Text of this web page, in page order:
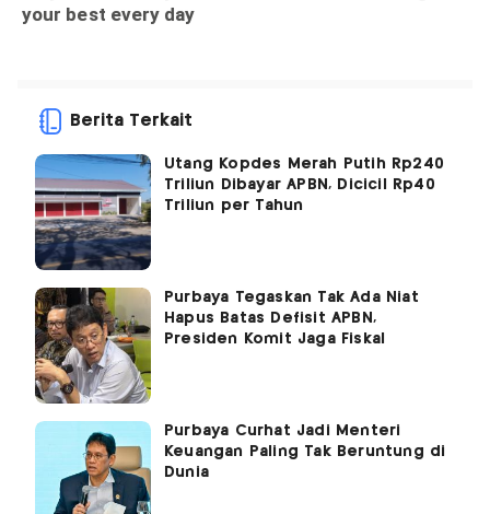
Berita Terkait
Utang Kopdes Merah Putih Rp240
Triliun Dibayar APBN, Dicicil Rp40
Triliun per Tahun
Purbaya Tegaskan Tak Ada Niat
Hapus Batas Defisit APBN,
Presiden Komit Jaga Fiskal
Purbaya Curhat Jadi Menteri
Keuangan Paling Tak Beruntung di
Dunia